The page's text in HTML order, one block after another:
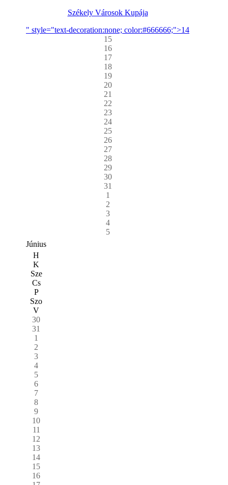
Székely Városok Kupája
" style="text-decoration:none; color:#666666;">14
15
16
17
18
19
20
21
22
23
24
25
26
27
28
29
30
31
1
2
3
4
5
Június
H
K
Sze
Cs
P
Szo
V
30
31
1
2
3
4
5
6
7
8
9
10
11
12
13
14
15
16